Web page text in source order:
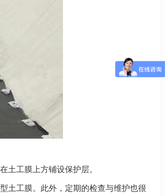
土工膜上方铺设保护层。
土工膜。此外，定期的检查与维护也很